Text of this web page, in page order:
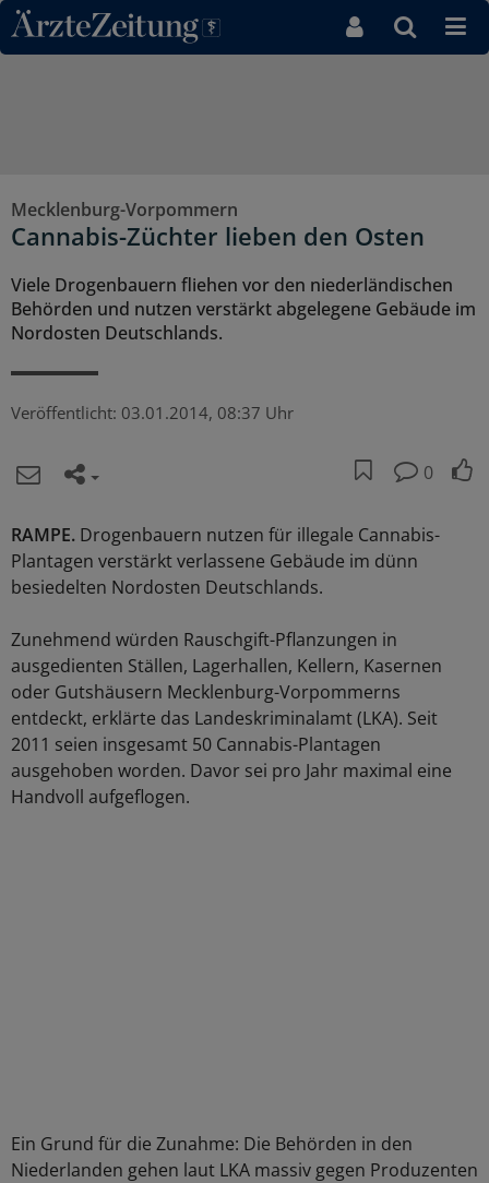
Direkt zum Inhaltsbereich
Mecklenburg-Vorpommern
Cannabis-Züchter lieben den Osten
Viele Drogenbauern fliehen vor den niederländischen
Behörden und nutzen verstärkt abgelegene Gebäude im
Nordosten Deutschlands.
Veröffentlicht: 03.01.2014, 08:37 Uhr
0
RAMPE. Drogenbauern nutzen für illegale Cannabis-
Plantagen verstärkt verlassene Gebäude im dünn
besiedelten Nordosten Deutschlands.
Zunehmend würden Rauschgift-Pflanzungen in
ausgedienten Ställen, Lagerhallen, Kellern, Kasernen
oder Gutshäusern Mecklenburg-Vorpommerns
entdeckt, erklärte das Landeskriminalamt (LKA). Seit
2011 seien insgesamt 50 Cannabis-Plantagen
ausgehoben worden. Davor sei pro Jahr maximal eine
Handvoll aufgeflogen.
Ein Grund für die Zunahme: Die Behörden in den
Niederlanden gehen laut LKA massiv gegen Produzenten